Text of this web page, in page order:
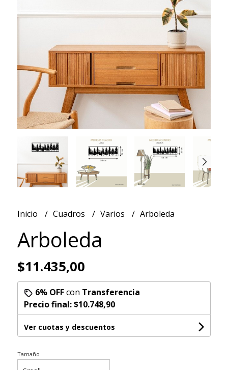
Inicio Cuadros Varios Arboleda
Arboleda
$11.435,00
6% OFFcon Transferencia
Precio final:$10.748,90
Ver cuotas y descuentos
Tamaño